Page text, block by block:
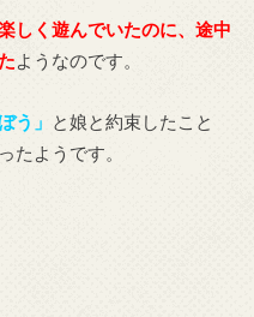
しく遊んでいたのに、途中
ようなのです。
う」 と娘と約束したこと
たようです。